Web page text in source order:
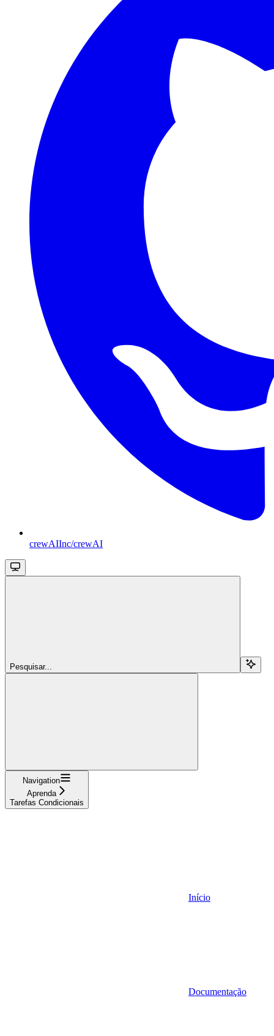
crewAIInc/crewAI
Pesquisar...
Navigation
Aprenda
Tarefas Condicionais
Início
Documentação